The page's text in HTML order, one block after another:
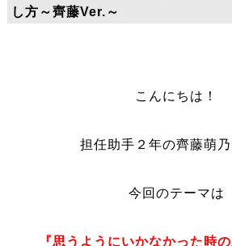
し方～齊藤Ver.～
こんにちは！
担任助手２年の齊藤萌乃
今回のテーマは
『思うようにいかなかった時